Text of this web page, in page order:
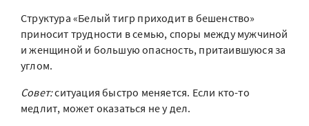
Структура «Белый тигр приходит в бешенство»
приносит трудности в семью, споры между мужчиной
и женщиной и большую опасность, притаившуюся за
углом.
Совет:ситуация быстро меняется. Если кто-то
медлит, может оказаться не у дел.